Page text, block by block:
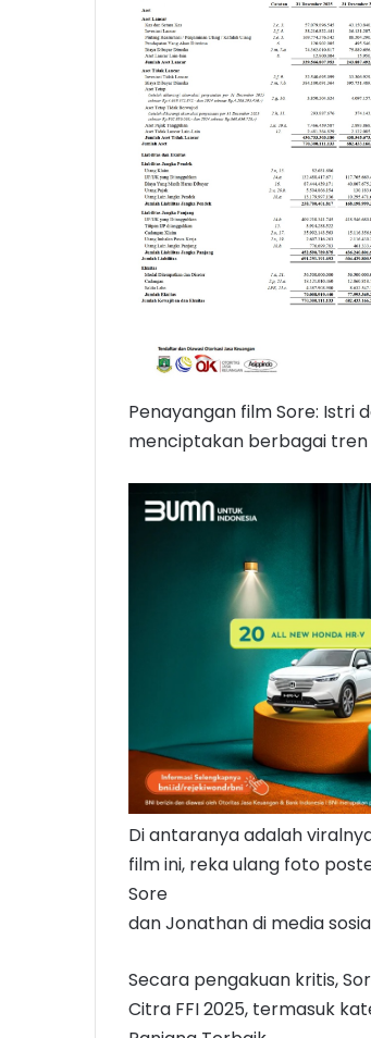
Penayangan film Sore: Istri
menciptakan berbagai tren
Di antaranya adalah
film ini, reka ulang foto
Sore
dan Jonathan di media
Secara pengakuan kritis,
Citra FFI 2025, termasuk